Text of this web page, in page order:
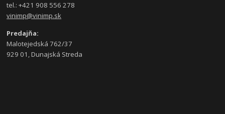
tel.: +421 908 556 278
vinimp@vinimp.sk
Predajňa:
Malotejedská 762/37
929 01, Dunajská Streda